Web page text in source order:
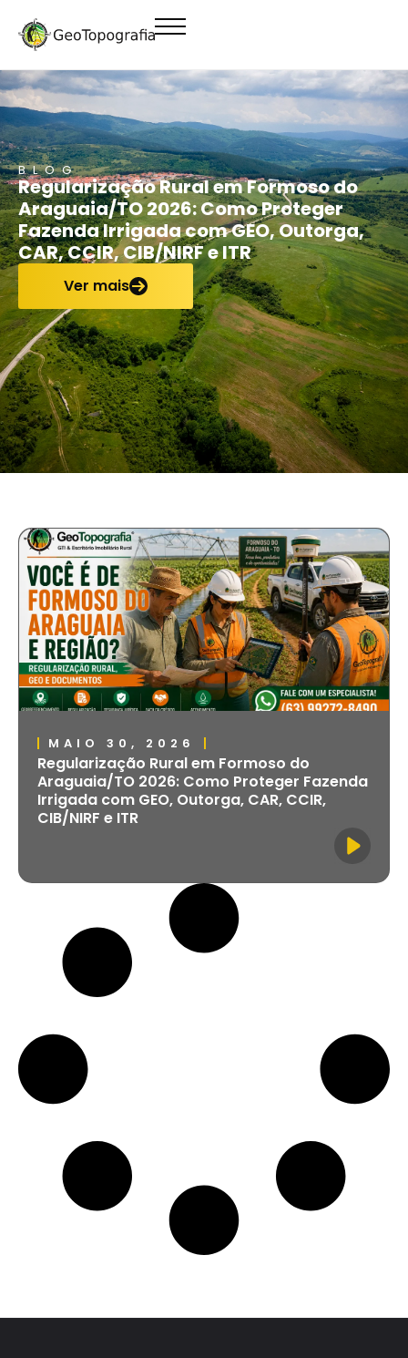
conteúdo
BLOG
Regularização Rural em Formoso do
Araguaia/TO 2026: Como Proteger
Fazenda Irrigada com GEO, Outorga,
CAR, CCIR, CIB/NIRF e ITR
Ver mais
MAIO 30, 2026
Regularização Rural em Formoso do
Araguaia/TO 2026: Como Proteger Fazenda
Irrigada com GEO, Outorga, CAR, CCIR,
CIB/NIRF e ITR